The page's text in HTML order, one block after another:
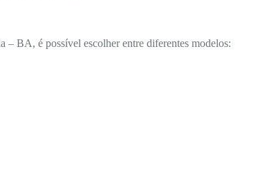
– BA, é possível escolher entre diferentes modelos: